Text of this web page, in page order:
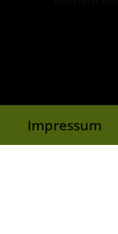
Impressum